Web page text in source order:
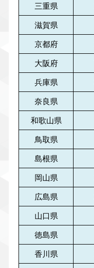
三重県
滋賀県
京都府
大阪府
兵庫県
奈良県
和歌山県
鳥取県
島根県
岡山県
広島県
山口県
徳島県
香川県